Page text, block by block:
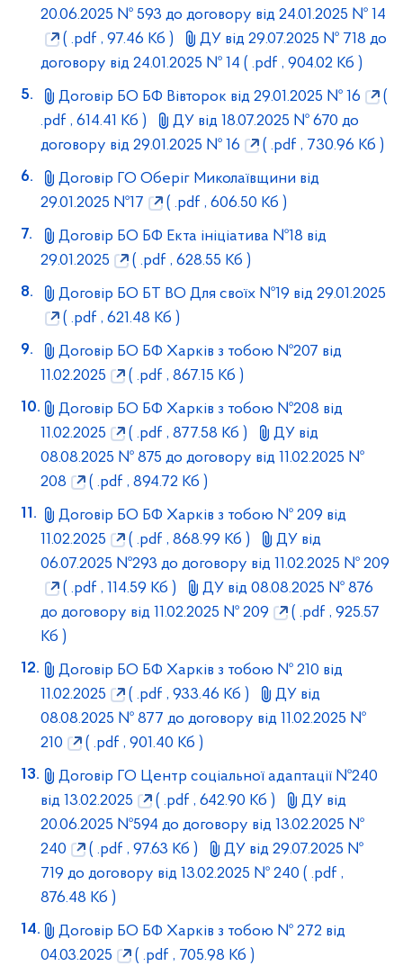
20.06.2025 № 593 до договору від 24.01.2025 № 14
( .pdf , 97.46 Кб )
ДУ від 29.07.2025 № 718 до
договору від 24.01.2025 № 14 ( .pdf , 904.02 Кб )
Договір БО БФ Вівторок від 29.01.2025 № 16
(
.pdf , 614.41 Кб )
ДУ від 18.07.2025 № 670 до
договору від 29.01.2025 № 16
( .pdf , 730.96 Кб )
Договір ГО Оберіг Миколаївщини від
29.01.2025 №17
( .pdf , 606.50 Кб )
Договір БО БФ Екта ініціатива №18 від
29.01.2025
( .pdf , 628.55 Кб )
Договір БО БТ ВО Для своїх №19 від 29.01.2025
( .pdf , 621.48 Кб )
Договір БО БФ Харків з тобою №207 від
11.02.2025
( .pdf , 867.15 Кб )
Договір БО БФ Харків з тобою №208 від
11.02.2025
( .pdf , 877.58 Кб )
ДУ від
08.08.2025 № 875 до договору від 11.02.2025 №
208
( .pdf , 894.72 Кб )
Договір БО БФ Харків з тобою № 209 від
11.02.2025
( .pdf , 868.99 Кб )
ДУ від
06.07.2025 №293 до договору від 11.02.2025 № 209
( .pdf , 114.59 Кб )
ДУ від 08.08.2025 № 876
до договору від 11.02.2025 № 209
( .pdf , 925.57
Кб )
Договір БО БФ Харків з тобою № 210 від
11.02.2025
( .pdf , 933.46 Кб )
ДУ від
08.08.2025 № 877 до договору від 11.02.2025 №
210
( .pdf , 901.40 Кб )
Договір ГО Центр соціальної адаптації №240
від 13.02.2025
( .pdf , 642.90 Кб )
ДУ від
20.06.2025 №594 до договору від 13.02.2025 №
240
( .pdf , 97.63 Кб )
ДУ від 29.07.2025 №
719 до договору від 13.02.2025 № 240 ( .pdf ,
876.48 Кб )
Договір БО БФ Харків з тобою № 272 від
04.03.2025
( .pdf , 705.98 Кб )